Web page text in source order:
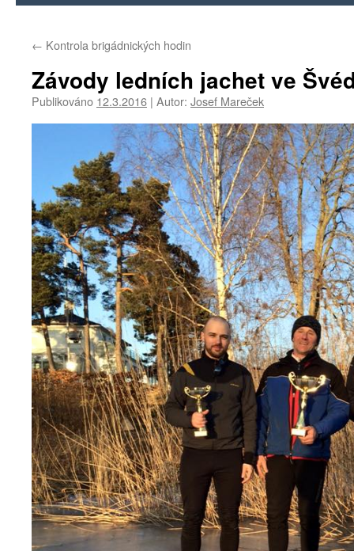
obsahu
webu
← Kontrola brigádnických hodin
Závody ledních jachet ve
Publikováno 12.3.2016 | Autor: Josef Mareček